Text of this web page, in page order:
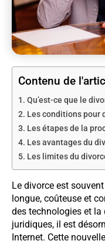
Contenu de
Qu’est-ce que le
Les conditions pour
Les étapes de la
Les avantages du
Les limites du
Le divorce est
longue, coûteuse et
des technologies et
juridiques, il est
Internet. Cette